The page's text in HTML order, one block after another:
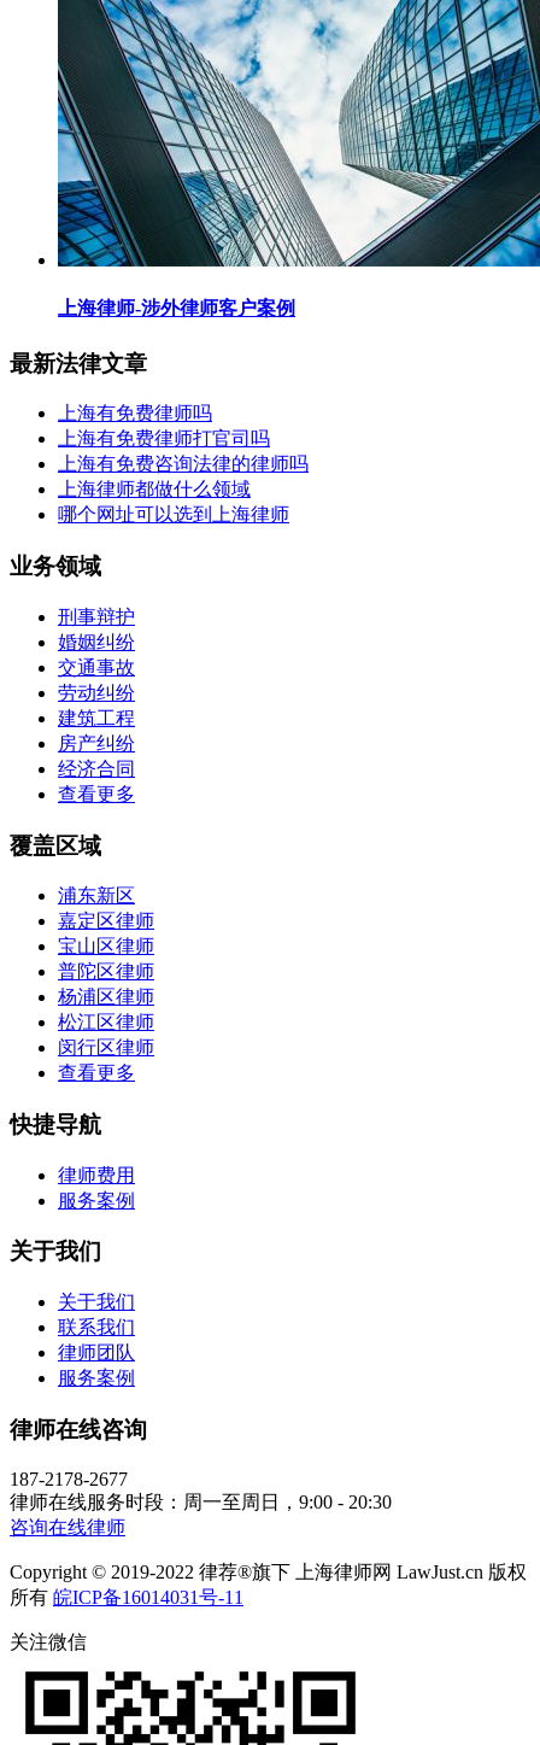
上海律师-涉外律师客户案例
最新法律文章
上海有免费律师吗
上海有免费律师打官司吗
上海有免费咨询法律的律师吗
上海律师都做什么领域
哪个网址可以选到上海律师
业务领域
刑事辩护
婚姻纠纷
交通事故
劳动纠纷
建筑工程
房产纠纷
经济合同
查看更多
覆盖区域
浦东新区
嘉定区律师
宝山区律师
普陀区律师
杨浦区律师
松江区律师
闵行区律师
查看更多
快捷导航
律师费用
服务案例
关于我们
关于我们
联系我们
律师团队
服务案例
律师在线咨询
187-2178-2677
律师在线服务时段：周一至周日，9:00 - 20:30
咨询在线律师
Copyright © 2019-2022 律荐®旗下 上海律师网 LawJust.cn 版权
所有 皖ICP备16014031号-11
关注微信